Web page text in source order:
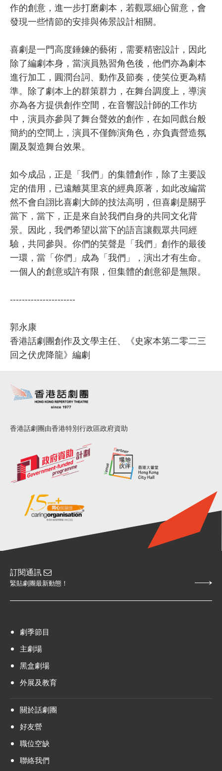
作的創意，進一步打磨劇本，若觀眾細心留意，會
發現一些情節的安排與佈景設計相關。
喜劇是一門高度錘鍊的藝術，需要精密設計，因此
除了編劇本身，當演員熟習角色後，他們亦為劇本
進行加工，圓潤台詞、動作及節奏，使笑位更為精
準。除了劇本上的群策群力，在舞台調度上，導演
亦為各方提供創作空間，在音響設計師的工作坊
中，演員亦參與了舞台聲效的創作，在如同戲台般
簡約的空間上，演員不僅飾演角色，亦負責營造氛
圍及製造舞台效果。
如今成品，正是「我們」的集體創作，除了主要設
定的借用，已遠離莫里哀的經典原著，如此改編當
然不會自詡比喜劇大師的技法高明，但喜劇是關乎
當下，當下，正是來自於我們自身的共同文化背
景。因此，我們希望以當下的語言讓觀眾共同經
驗，共同參與。你們的笑聲是「我們」創作的最後
一環，當「你們」成為「我們」，演出才有生命。
一個人的創意或許有限，但集體的創意卻是無限。
----------------------
郭永康
香港話劇團創作及文學主任、《史家本第二零二三
回之伏虎降龍》編劇
香港話劇團由香港特別行政區政府資助
訂閱通訊
緊貼劇團最新動態！
劇季節目
主劇場
黑盒劇場
外展及教育
關於話劇團
好友營
職位空缺
聯絡我們